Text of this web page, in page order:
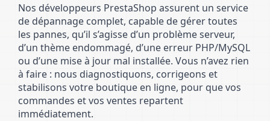
Nos développeurs PrestaShop assurent un service
de dépannage complet, capable de gérer toutes
les pannes, qu’il s’agisse d’un problème serveur,
d’un thème endommagé, d’une erreur PHP/MySQL
ou d’une mise à jour mal installée. Vous n’avez rien
à faire : nous diagnostiquons, corrigeons et
stabilisons votre boutique en ligne, pour que vos
commandes et vos ventes repartent
immédiatement.